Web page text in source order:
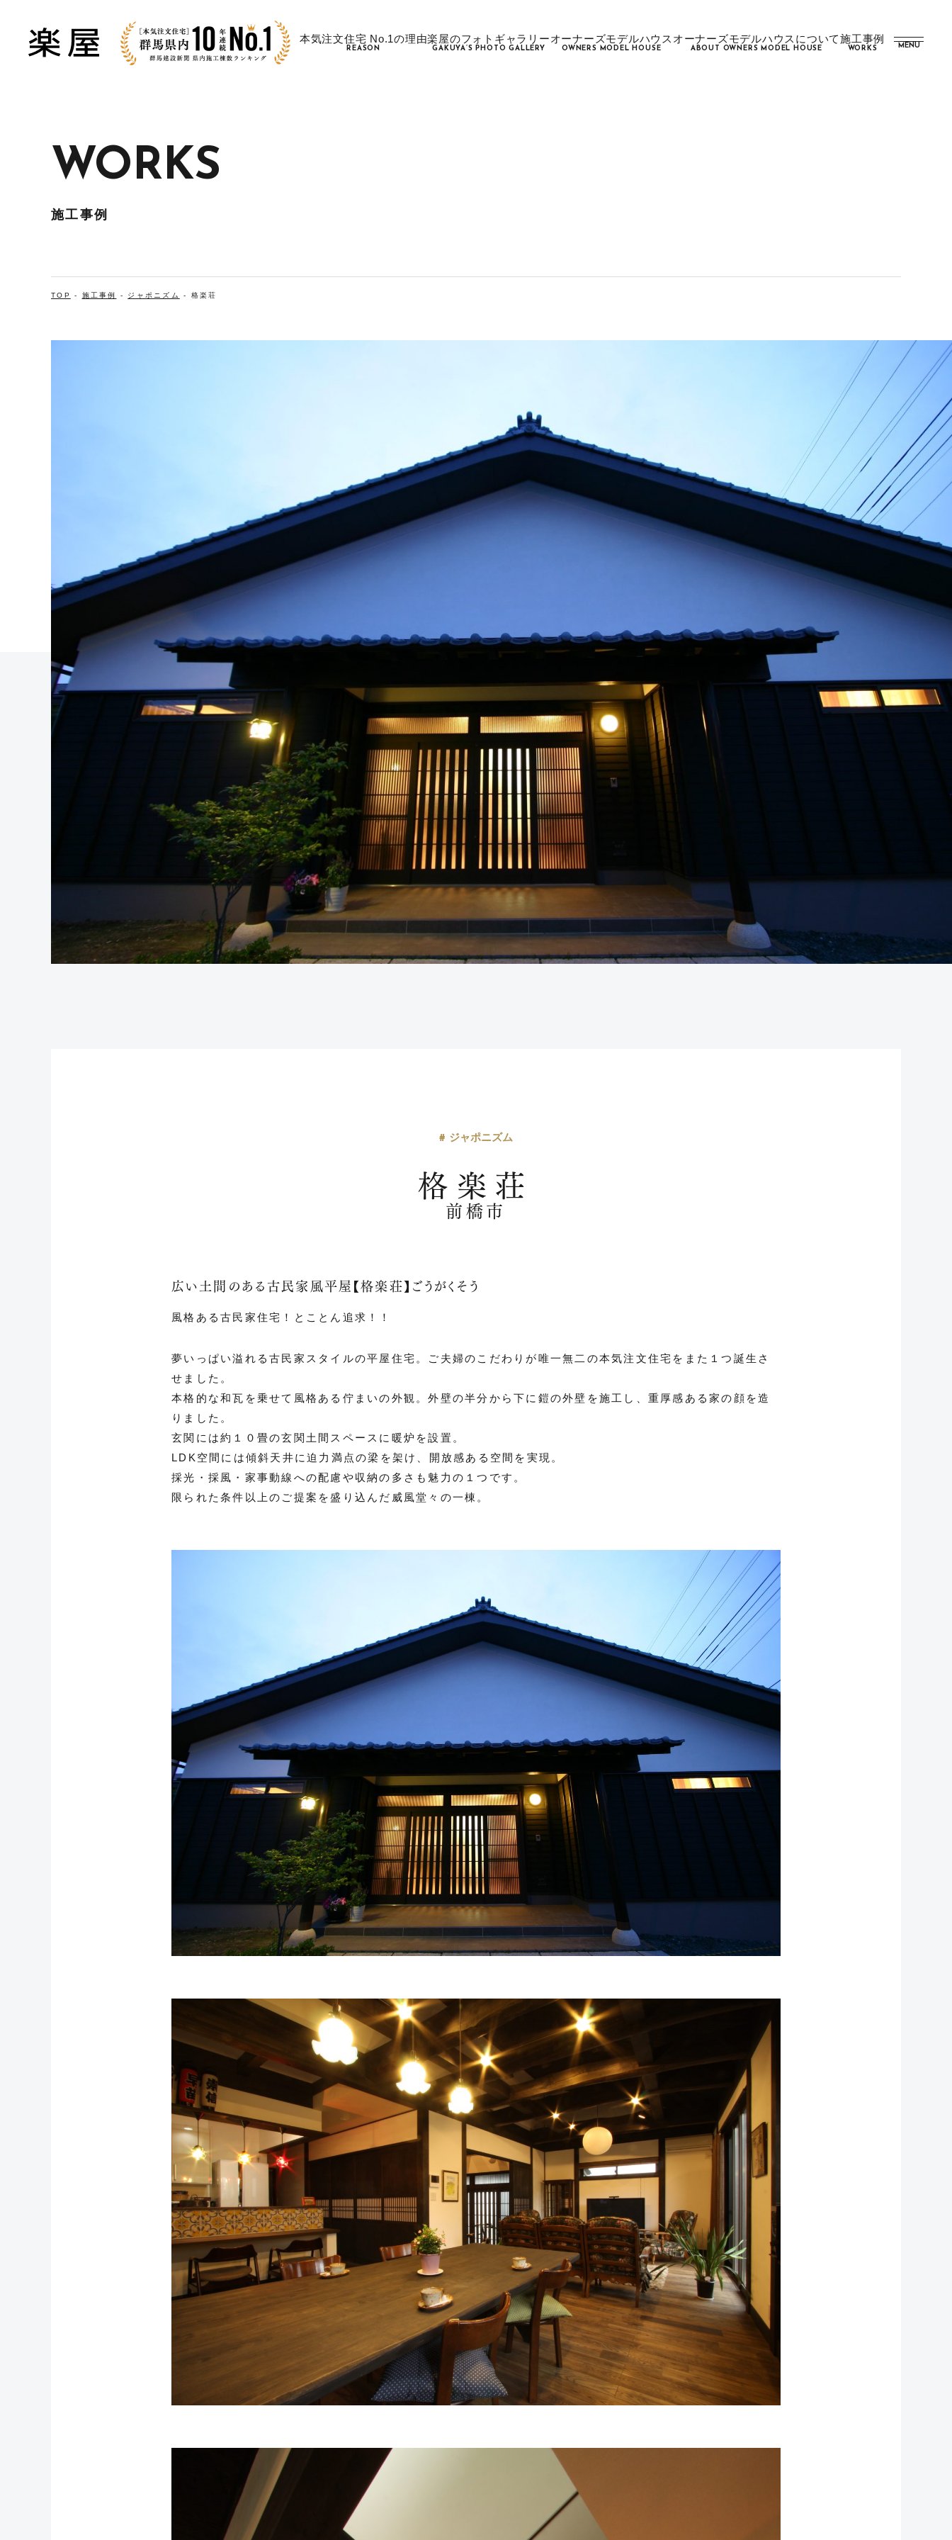
本気注文住宅 No.1の理由
REASON
楽屋のフォトギャラリー
GAKUYA’S PHOTO GALLERY
オーナーズモデルハウス
OWNERS MODEL HOUSE
オーナーズモデルハウスについて
ABOUT OWNERS MODEL HOUSE
施工事例
WORKS MENU
WORKS
施工事例
TOP - 施工事例 - ジャポニズム - 格楽荘
# ジャポニズム
格楽荘
前橋市
広い土間のある古民家風平屋【格楽荘】ごうがくそう
風格ある古民家住宅！とことん追求！！
夢いっぱい溢れる古民家スタイルの平屋住宅。ご夫婦のこだわりが唯一無二の本気注文住宅をまた１つ誕生さ
せました。
本格的な和瓦を乗せて風格ある佇まいの外観。外壁の半分から下に鎧の外壁を施工し、重厚感ある家の顔を造
りました。
玄関には約１０畳の玄関土間スペースに暖炉を設置。
LDK空間には傾斜天井に迫力満点の梁を架け、開放感ある空間を実現。
採光・採風・家事動線への配慮や収納の多さも魅力の１つです。
限られた条件以上のご提案を盛り込んだ威風堂々の一棟。